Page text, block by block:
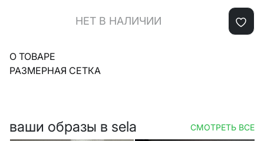
НЕТ В НАЛИЧИИ
О ТОВАРЕ
РАЗМЕРНАЯ СЕТКА
ваши образы в sela СМОТРЕТЬ ВСЕ